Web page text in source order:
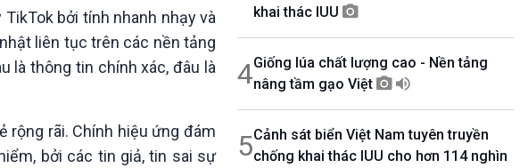
bởi tính nhanh nhạy và
liên tục trên các nền tảng
là thông tin chính xác, đâu là
rộng rãi. Chính hiệu ứng đám
bởi các tin giả, tin sai sự
khai thác IUU
4Giống lúa chất lượng cao - Nền tảng
nâng tầm gạo Việt
5Cảnh sát biển Việt Nam tuyên truyền
chống khai thác IUU cho hơn 114 nghìn